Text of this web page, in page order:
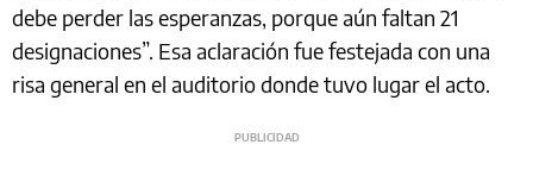
debe perder las esperanzas, porque aún faltan 21
designaciones”. Esa aclaración fue festejada con una
risa general en el auditorio donde tuvo lugar el acto.